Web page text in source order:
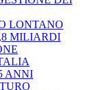
LONTANO
MILIARDI
ANNI